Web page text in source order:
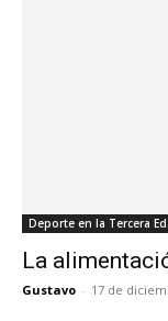
Deporte en la Tercera
La
Gustavo - 17 de